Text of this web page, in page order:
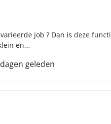
job ? Dan is deze
en...
geleden